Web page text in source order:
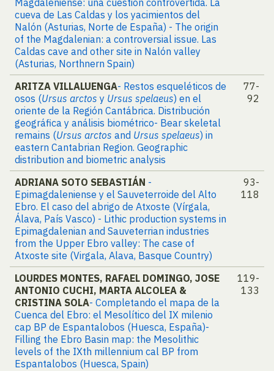
Magdaleniense: una cuestión controvertida. La
cueva de Las Caldas y los yacimientos del
Nalón (Asturias, Norte de España) - The origin
of the Magdalenian: a controversial issue. Las
Caldas cave and other site in Nalón valley
(Asturias, Northnern Spain)
ARITZA VILLALUENGA- Restos esqueléticos de
osos (Ursus arctos y Ursus spelaeus) en el
oriente de la Región Cantábrica. Distribución
geográfica y análisis biométrico- Bear skeletal
remains (Ursus arctos and Ursus spelaeus) in
eastern Cantabrian Region. Geographic
distribution and biometric analysis
77-
92
ADRIANA SOTO SEBASTIÁN -
Epimagdaleniense y el Sauveterroide del Alto
Ebro. El caso del abrigo de Atxoste (Vírgala,
Álava, País Vasco) - Lithic production systems in
Epimagdalenian and Sauveterrian industries
from the Upper Ebro valley: The case of
Atxoste site (Virgala, Alava, Basque Country)
93-
118
LOURDES MONTES, RAFAEL DOMINGO, JOSE
ANTONIO CUCHI, MARTA ALCOLEA &
CRISTINA SOLA- Completando el mapa de la
Cuenca del Ebro: el Mesolítico del IX milenio
cap BP de Espantalobos (Huesca, España)-
Filling the Ebro Basin map: the Mesolithic
levels of the IXth millennium cal BP from
Espantalobos (Huesca, Spain)
119-
133